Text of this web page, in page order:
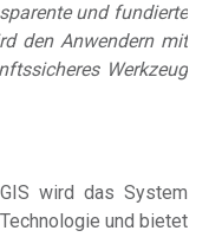
und fundierte
den Anwendern mit
Werkzeug
wird das System
und bietet